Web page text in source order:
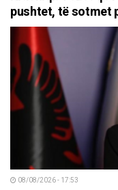
pushtet, të sotmet
08/08/2026 - 17:53